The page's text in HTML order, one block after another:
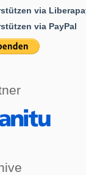
via
via PayPal